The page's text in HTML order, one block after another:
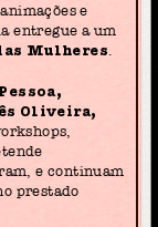
e
entregue a um
Mulheres
Oliveira,
e continuam
prestado